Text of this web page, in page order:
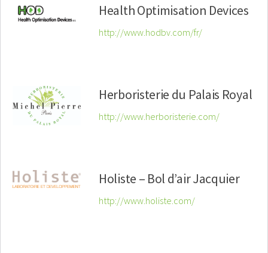
Health Optimisation Devices
http://www.hodbv.com/fr/
Herboristerie du Palais Royal
http://www.herboristerie.com/
Holiste – Bol d’air Jacquier
http://www.holiste.com/